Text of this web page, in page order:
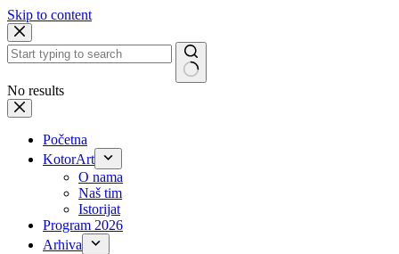
Skip to content
No results
Početna
KotorArt
O nama
Naš tim
Istorijat
Program 2026
Arhiva